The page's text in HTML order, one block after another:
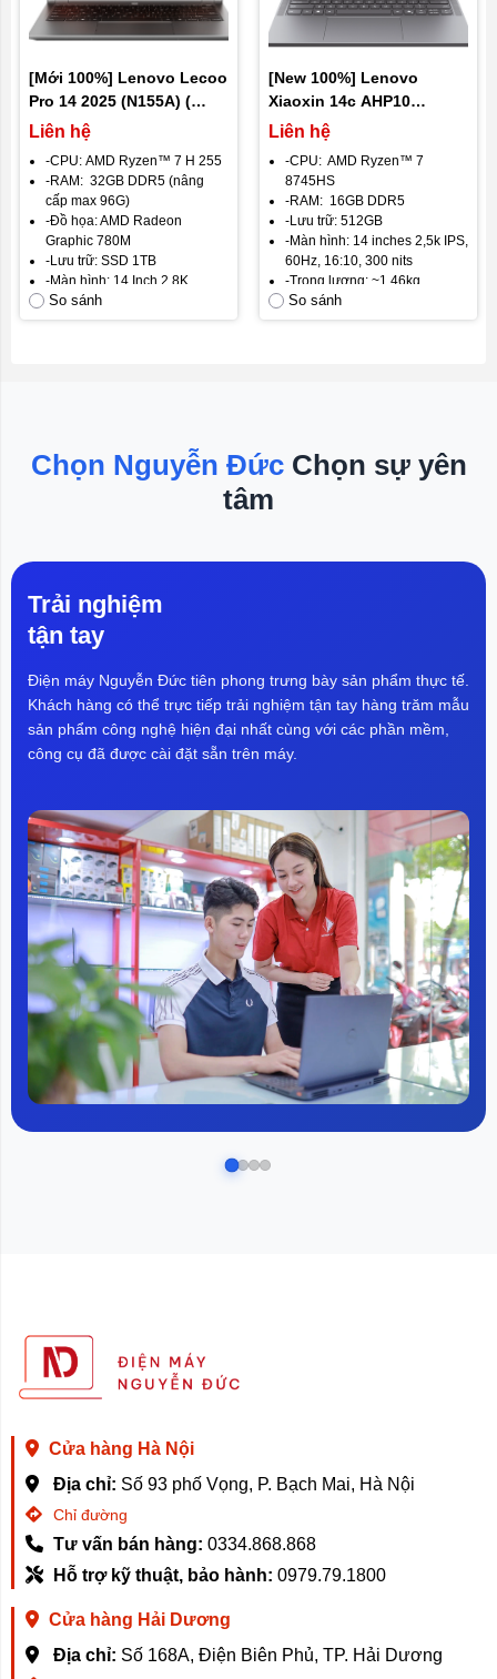
[Mới 100%] Lenovo Lecoo
Pro 14 2025 (N155A) (
Ryzen 7-H 255 | Ram 32G |
120Hz )
Liên hệ
-CPU: AMD Ryzen™ 7 H 255
-RAM: 32GB DDR5 (nâng
cấp max 96G)
-Đồ họa: AMD Radeon
Graphic 780M
-Lưu trữ: SSD 1TB
-Màn hình: 14 Inch 2,8K
nhám 120Hz
-Trọng lượng: 1.45 kg
So sánh
[New 100%] Lenovo
Xiaoxin 14c AHP10
(Ideapad Slim 3 2025)
16GB | SSD 512GB | VGA
780M | 14 inch FHD/2.5K
ips)
Liên hệ
-CPU: AMD Ryzen™ 7
8745HS
-RAM: 16GB DDR5
-Lưu trữ: 512GB
-Màn hình: 14 inches 2,5k IPS,
60Hz, 16:10, 300 nits
-Trọng lượng: ~1,46kg
- Hệ điều hành: Windows 11
bản quyền
So sánh
Chọn Nguyễn Đức Chọn sự yên
tâm
Trải nghiệm
tận tay
Điện máy Nguyễn Đức tiên phong trưng bày sản phẩm thực tế.
Khách hàng có thể trực tiếp trải nghiệm tận tay hàng trăm mẫu
sản phẩm công nghệ hiện đại nhất cùng với các phần mềm,
công cụ đã được cài đặt sẵn trên máy.
Cửa hàng Hà Nội
Địa chỉ: Số 93 phố Vọng, P. Bạch Mai, Hà Nội
Chỉ đường
Tư vấn bán hàng: 0334.868.868
Hỗ trợ kỹ thuật, bảo hành: 0979.79.1800
Cửa hàng Hải Dương
Địa chỉ: Số 168A, Điện Biên Phủ, TP. Hải Dương